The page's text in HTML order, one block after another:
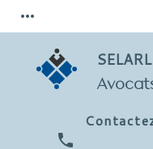
phone
more_horiz